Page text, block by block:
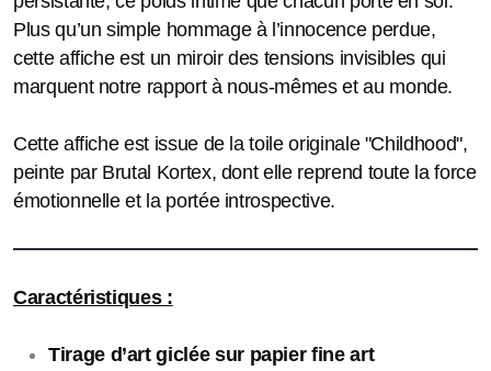
Plus qu’un simple hommage à l’innocence perdue,
cette affiche est un miroir des tensions invisibles qui
marquent notre rapport à nous-mêmes et au monde.
Cette affiche est issue de la toile originale "Childhood",
peinte par Brutal Kortex, dont elle reprend toute la force
émotionnelle et la portée introspective.
Caractéristiques :
Tirage d’art giclée sur papier fine art